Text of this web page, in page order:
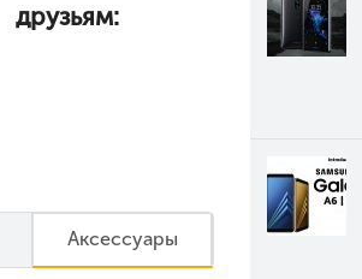
друзьям:
Аксессуары